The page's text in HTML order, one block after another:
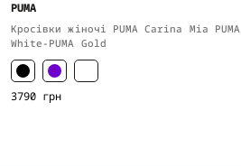
PUMA
Кросівки жіночі PUMA Carina Mia PUMA
White-PUMA Gold
3790 грн